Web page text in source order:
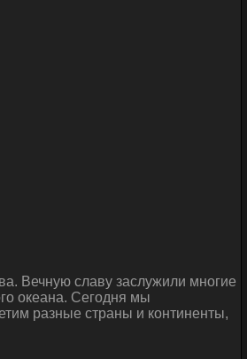
Вечную славу заслужили многие
океана. Сегодня мы
разные страны и континенты,